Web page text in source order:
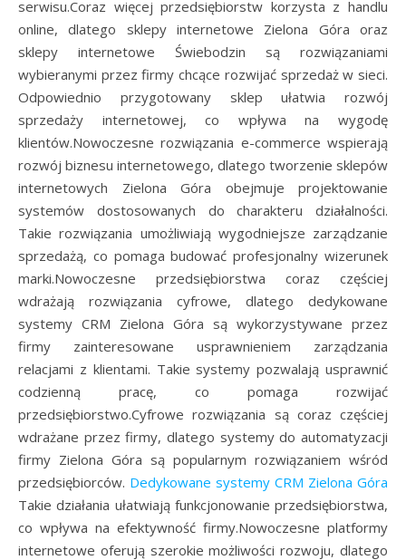
serwisu.Coraz więcej przedsiębiorstw korzysta z handlu
online, dlatego sklepy internetowe Zielona Góra oraz
sklepy internetowe Świebodzin są rozwiązaniami
wybieranymi przez firmy chcące rozwijać sprzedaż w sieci.
Odpowiednio przygotowany sklep ułatwia rozwój
sprzedaży internetowej, co wpływa na wygodę
klientów.Nowoczesne rozwiązania e-commerce wspierają
rozwój biznesu internetowego, dlatego tworzenie sklepów
internetowych Zielona Góra obejmuje projektowanie
systemów dostosowanych do charakteru działalności.
Takie rozwiązania umożliwiają wygodniejsze zarządzanie
sprzedażą, co pomaga budować profesjonalny wizerunek
marki.Nowoczesne przedsiębiorstwa coraz częściej
wdrażają rozwiązania cyfrowe, dlatego dedykowane
systemy CRM Zielona Góra są wykorzystywane przez
firmy zainteresowane usprawnieniem zarządzania
relacjami z klientami. Takie systemy pozwalają usprawnić
codzienną pracę, co pomaga rozwijać
przedsiębiorstwo.Cyfrowe rozwiązania są coraz częściej
wdrażane przez firmy, dlatego systemy do automatyzacji
firmy Zielona Góra są popularnym rozwiązaniem wśród
przedsiębiorców. Dedykowane systemy CRM Zielona Góra
Takie działania ułatwiają funkcjonowanie przedsiębiorstwa,
co wpływa na efektywność firmy.Nowoczesne platformy
internetowe oferują szerokie możliwości rozwoju, dlatego